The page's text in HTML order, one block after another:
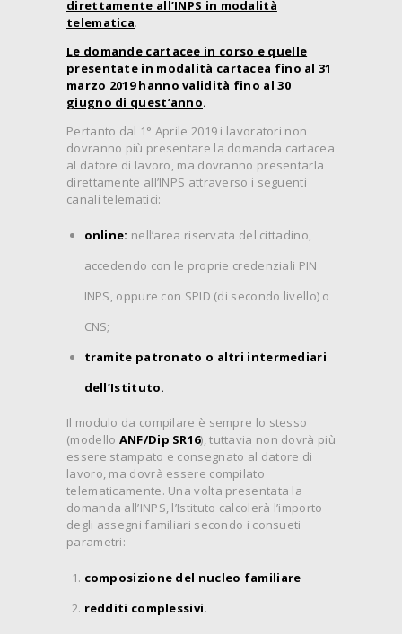
direttamente all’INPS in modalità
telematica.
Le domande cartacee in corso e quelle
presentate in modalità cartacea fino al 31
marzo 2019 hanno validità fino al 30
giugno di quest’anno.
Pertanto dal 1° Aprile 2019 i lavoratori non
dovranno più presentare la domanda cartacea
al datore di lavoro, ma dovranno presentarla
direttamente all’INPS attraverso i seguenti
canali telematici:
online: nell’area riservata del cittadino,
accedendo con le proprie credenziali PIN
INPS, oppure con SPID (di secondo livello) o
CNS;
tramite patronato o altri intermediari
dell’Istituto.
Il modulo da compilare è sempre lo stesso
(modello ANF/Dip SR16), tuttavia non dovrà più
essere stampato e consegnato al datore di
lavoro, ma dovrà essere compilato
telematicamente. Una volta presentata la
domanda all’INPS, l’Istituto calcolerà l’importo
degli assegni familiari secondo i consueti
parametri:
composizione del nucleo familiare
redditi complessivi.